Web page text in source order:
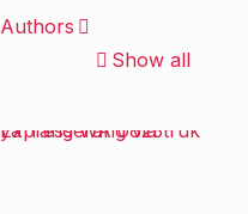
Authors
Show all